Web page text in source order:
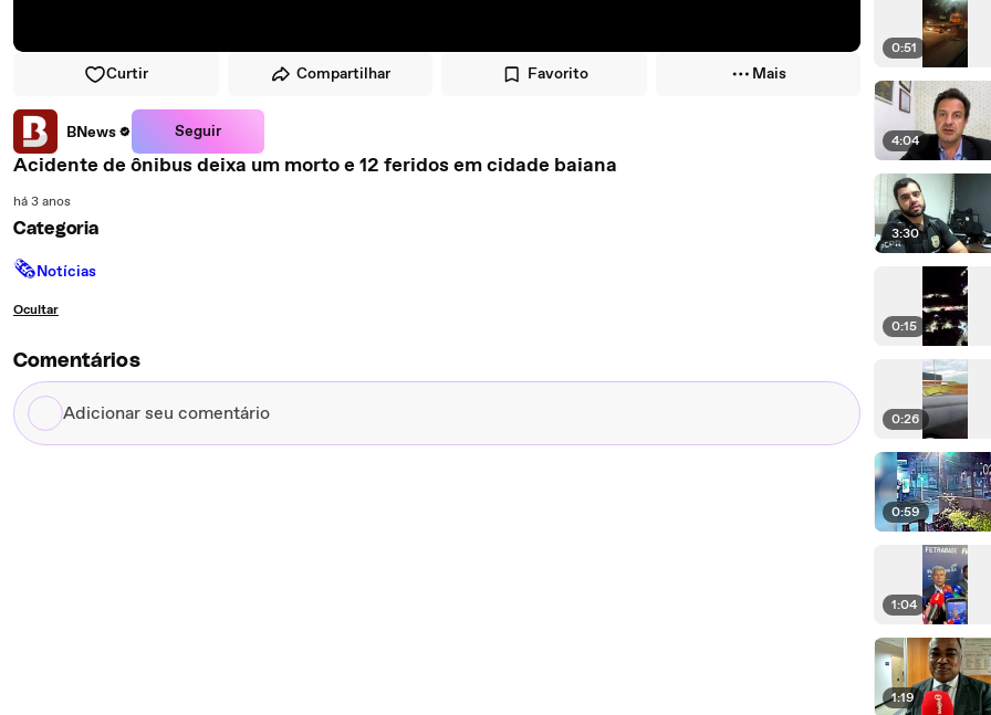
Curtir Compartilhar Favorito Mais
BNews Seguir
Acidente de ônibus deixa um morto e 12 feridos em cidade baiana
há 3 anos
Categoria
🗞Notícias
Ocultar
Comentários
Adicionar
seu
0:51
4:04
3:30
0:15
0:26
0:59
1:04
1:19